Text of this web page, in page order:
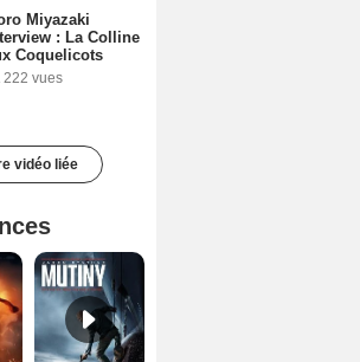
Miyazaki
: La Colline
Coquelicots
222 vues
vidéo liée
VO STFR